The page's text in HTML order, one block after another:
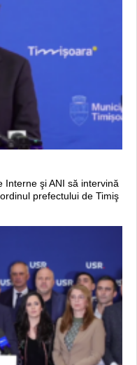
Interne şi ANI să intervină
prefectului de Timiş